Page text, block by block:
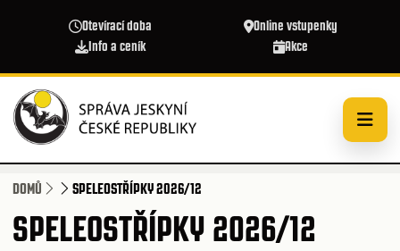
Otevírací doba
Online vstupenky
Info a ceník
Akce
DOMŮ SPELEOSTŘÍPKY 2026/12
SPELEOSTŘÍPKY 2026/12